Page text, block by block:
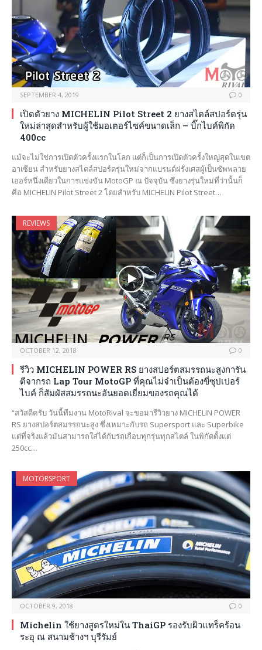
SEPTEMBER 4, 2019 0
เปิดตัวยาง MICHELIN Pilot Street 2 ยางสไตล์สปอร์ตรุ่น
ใหม่ล่าสุดสำหรับผู้ใช้มอเตอร์ไซค์ขนาดเล็ก – บิ๊กไบค์พิกัด
400cc
แม้จะไม่ใช่การเปิดตัวครั้งแรกในโลก แต่ก็เป็นการเปิดตัวครั้งใหญ่สุดในเขต
อาเซียน สำหรับยางสไตล์สปอร์ตรุ่นใหม่จากแบรนด์ฝรั่งเศสผู้เป็นซัพพลาย
เออร์หนึ่งเดียวในการแข่งขัน MotoGP ณ ปัจจุบัน ซึ่งยางรุ่นใหม่ที่ว่านั้นก็
คือ MICHELIN Pilot Street 2 โดยสำหรับ MICHELIN Pilot Street…
REVIEWS
OCTOBER 12, 2018 0
รีวิว MICHELIN POWER RS ยางสปอร์ตสมรรถนะสูงการัน
ตีจากรถ Lap Tour MotoGP ที่คุณไม่จำเป็นต้องขี่ซุปเปอร์
ไบค์ ก็สัมผัสสมรรถนะอันยอดเยี่ยมของรถคุณได้
“สวัสดีครับ วันนี้ทีมงาน MotoRival จะขอมารีวิวยาง MICHELIN POWER
RS ยางสปอร์ตสมรรถนะสูง ซึ่งเหมาะกับรถ Supersport และ Superbike
แต่ที่จริงแล้วมันสามารถใส่ได้กับรถเกือบทุกรุ่นทุกสไตล์ ในพิกัดตั้งแต่
250cc…
MOTORSPORT
OCTOBER 9, 2018 0
Michelin ใช้ยางสูตรใหม่ใน ThaiGP รองรับผิวแทร็คร้อน
ระอุ ณ สนามช้างฯ บุรีรัมย์